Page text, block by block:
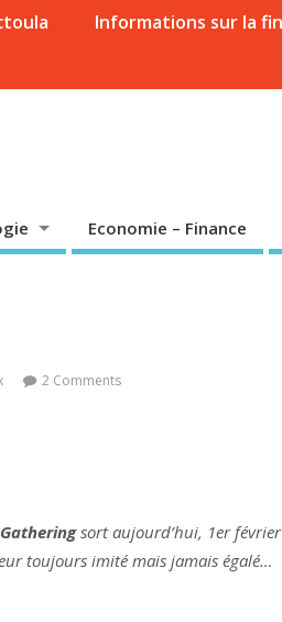
Informations sur la
Economie – Finance
2 Comments
sort aujourd’hui, 1er
toujours imité mais jamais égalé…